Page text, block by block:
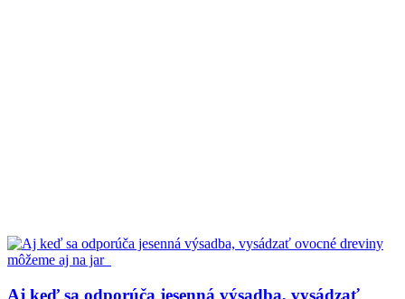
Aj keď sa odporúča jesenná výsadba, vysádzať